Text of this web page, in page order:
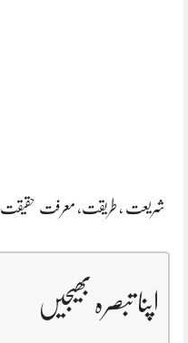
شریعت , طریقت, معرفت حقیقت
اپنا تبصرہ بھیجیں